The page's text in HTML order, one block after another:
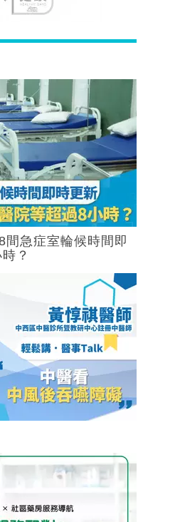
急症室輪候時間即
？